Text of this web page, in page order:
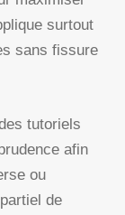
surtout
sans fissure
tutoriels
afin
ou
de